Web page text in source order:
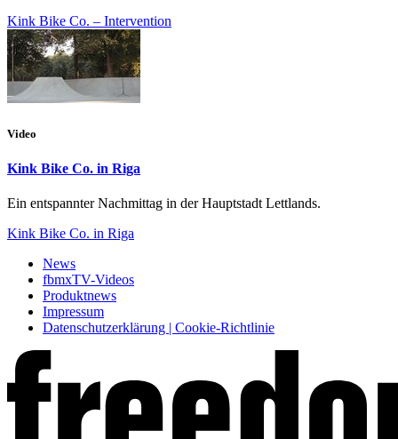
Kink Bike Co. – Intervention
Video
Kink Bike Co. in Riga
Ein entspannter Nachmittag in der Hauptstadt Lettlands.
Kink Bike Co. in Riga
News
fbmxTV-Videos
Produktnews
Impressum
Datenschutzerklärung | Cookie-Richtlinie